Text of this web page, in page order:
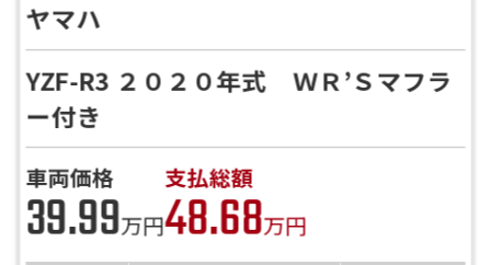
ヤマハ
YZF-R3 ２０２０年式 ＷＲ’Ｓマフラ
ー付き
車両価格
39.99万円
支払総額
48.68万円